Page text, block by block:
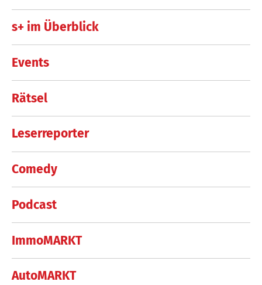
s+ im Überblick
Events
Rätsel
Leserreporter
Comedy
Podcast
ImmoMARKT
AutoMARKT